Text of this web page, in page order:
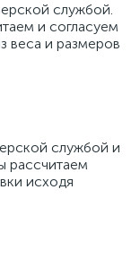
службой.
и согласуем
веса и размеров
службой и
рассчитаем
исходя